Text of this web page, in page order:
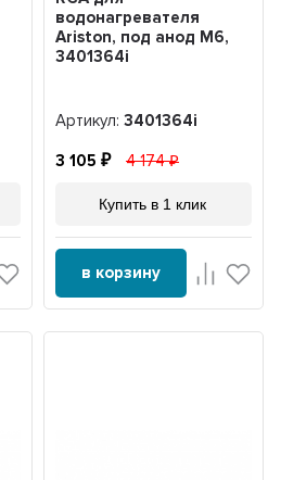
водонагревателя
Ariston, под анод М6,
3401364i
Артикул: 3401364i
3 105 4 174
Купить в 1 клик
в корзину